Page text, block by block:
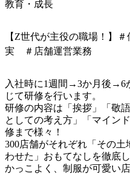
教育・成長
【Z世代が主役の職場！】
実 ＃店舗運営業務
入社時に1週間→3か月後→6
じて研修を行います。
研修の内容は「挨拶」「敬
としての考え方」「マイン
修まで様々！
300店舗がそれぞれ「その
わせた」おもてなしを徹底
かっこよく、制服が可愛い